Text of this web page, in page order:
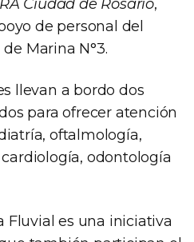
Ciudad de Rosario,
de personal del
Marina N°3.
llevan a bordo dos
para ofrecer atención
oftalmología,
odontología
Fluvial es una iniciativa